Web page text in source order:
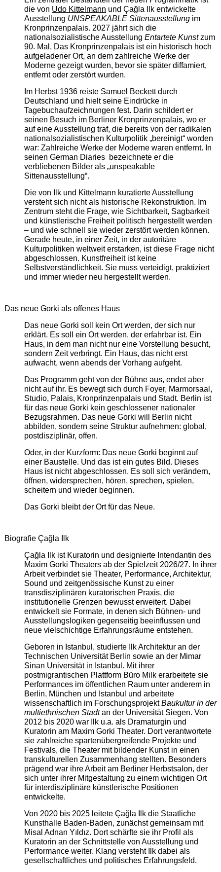
die von Udo Kittelmann und Çağla Ilk entwickelte
Ausstellung UNSPEAKABLE Sittenausstellungim
Kronprinzenpalais. 2027 jährt sich die
nationalsozialistische Ausstellung Entartete Kunstzum
90. Mal. Das Kronprinzenpalais ist ein historisch hoch
aufgeladener Ort, an dem zahlreiche Werke der
Moderne gezeigt wurden, bevor sie später diffamiert,
entfernt oder zerstört wurden.
Im Herbst 1936 reiste Samuel Beckett durch
Deutschland und hielt seine Eindrücke in
Tagebuchaufzeichnungen fest. Darin schildert er
seinen Besuch im Berliner Kronprinzenpalais, wo er
auf eine Ausstellung traf, die bereits von der radikalen
nationalsozialistischen Kulturpolitik „bereinigt“ worden
war: Zahlreiche Werke der Moderne waren entfernt. In
seinen German Diaries bezeichnete er die
verbliebenen Bilder als „unspeakable
Sittenausstellung“.
Die von Ilk und Kittelmann kuratierte Ausstellung
versteht sich nicht als historische Rekonstruktion. Im
Zentrum steht die Frage, wie Sichtbarkeit, Sagbarkeit
und künstlerische Freiheit politisch hergestellt werden
– und wie schnell sie wieder zerstört werden können.
Gerade heute, in einer Zeit, in der autoritäre
Kulturpolitiken weltweit erstarken, ist diese Frage nicht
abgeschlossen. Kunstfreiheit ist keine
Selbstverständlichkeit. Sie muss verteidigt, praktiziert
und immer wieder neu hergestellt werden.
Das neue Gorki als offenes Haus
Das neue Gorki soll kein Ort werden, der sich nur
erklärt. Es soll ein Ort werden, der erfahrbar ist. Ein
Haus, in dem man nicht nur eine Vorstellung besucht,
sondern Zeit verbringt. Ein Haus, das nicht erst
aufwacht, wenn abends der Vorhang aufgeht.
Das Programm geht von der Bühne aus, endet aber
nicht auf ihr. Es bewegt sich durch Foyer, Marmorsaal,
Studio, Palais, Kronprinzenpalais und Stadt. Berlin ist
für das neue Gorki kein geschlossener nationaler
Bezugsrahmen. Das neue Gorki will Berlin nicht
abbilden, sondern seine Struktur aufnehmen: global,
postdisziplinär, offen.
Oder, in der Kurzform: Das neue Gorki beginnt auf
einer Baustelle. Und das ist ein gutes Bild. Dieses
Haus ist nicht abgeschlossen. Es soll sich verändern,
öffnen, widersprechen, hören, sprechen, spielen,
scheitern und wieder beginnen.
Das Gorki bleibt der Ort für das Neue.
Biografie Çağla Ilk
Çağla Ilk ist Kuratorin und designierte Intendantin des
Maxim Gorki Theaters ab der Spielzeit 2026/27. In ihrer
Arbeit verbindet sie Theater, Performance, Architektur,
Sound und zeitgenössische Kunst zu einer
transdisziplinären kuratorischen Praxis, die
institutionelle Grenzen bewusst erweitert. Dabei
entwickelt sie Formate, in denen sich Bühnen- und
Ausstellungslogiken gegenseitig beeinflussen und
neue vielschichtige Erfahrungsräume entstehen.
Geboren in Istanbul, studierte Ilk Architektur an der
Technischen Universität Berlin sowie an der Mimar
Sinan Universität in Istanbul. Mit ihrer
postmigrantischen Plattform Büro Milk erarbeitete sie
Performances im öffentlichen Raum unter anderem in
Berlin, München und Istanbul und arbeitete
wissenschaftlich im ForschungsprojektBaukultur in der
multiethnischen Stadtan der Universität Siegen. Von
2012 bis 2020 war Ilk u.a. als Dramaturgin und
Kuratorin am Maxim Gorki Theater. Dort verantwortete
sie zahlreiche spartenübergreifende Projekte und
Festivals, die Theater mit bildender Kunst in einen
transkulturellen Zusammenhang stellten. Besonders
prägend war ihre Arbeit am Berliner Herbstsalon, der
sich unter ihrer Mitgestaltung zu einem wichtigen Ort
für interdisziplinäre künstlerische Positionen
entwickelte.
Von 2020 bis 2025 leitete Çağla Ilk die Staatliche
Kunsthalle Baden-Baden, zunächst gemeinsam mit
Misal Adnan Yıldız. Dort schärfte sie ihr Profil als
Kuratorin an der Schnittstelle von Ausstellung und
Performance weiter. Klang versteht Ilk dabei als
gesellschaftliches und politisches Erfahrungsfeld.